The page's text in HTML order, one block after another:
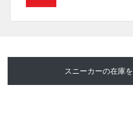
スニーカーの在庫